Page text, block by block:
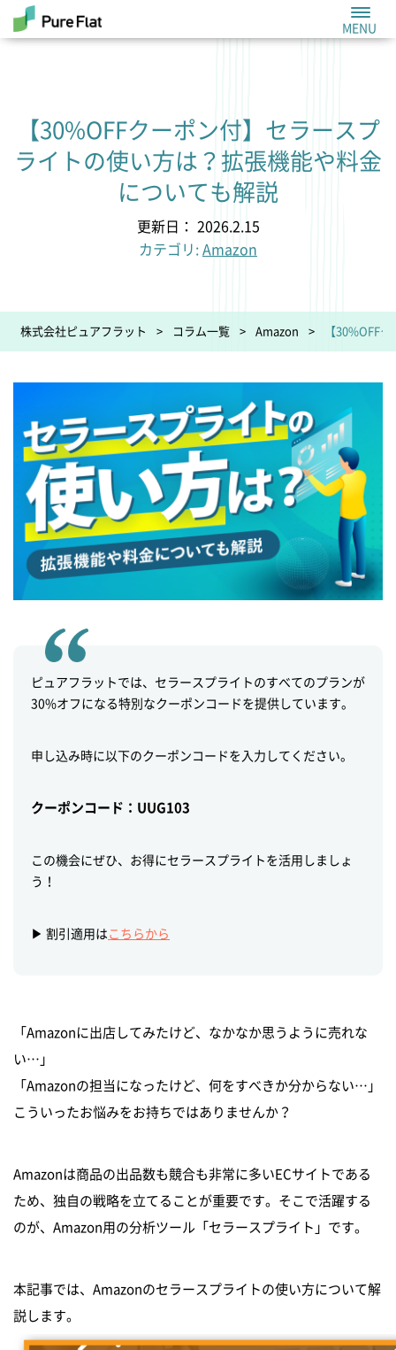
【30%OFFクーポン付】セラースプ
ライトの使い方は？拡張機能や料金
についても解説
更新日： 2026.2.15
カテゴリ: Amazon
株式会社ピュアフラット コラム一覧 Amazon 【30%OFF
ピュアフラットでは、セラースプライトのすべてのプランが
30%オフになる特別なクーポンコードを提供しています。
申し込み時に以下のクーポンコードを入力してください。
クーポンコード：UUG103
この機会にぜひ、お得にセラースプライトを活用しましょ
う！
▶︎ 割引適用は こちらから
「Amazonに出店してみたけど、なかなか思うように売れな
い…」
「Amazonの担当になったけど、何をすべきか分からない…」
こういったお悩みをお持ちではありませんか？
Amazonは商品の出品数も競合も非常に多いECサイトである
ため、独自の戦略を立てることが重要です。そこで活躍する
のが、Amazon用の分析ツール「セラースプライト」です。
本記事では、Amazonのセラースプライトの使い方について解
説します。